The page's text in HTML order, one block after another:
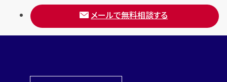
メールで無料相談する